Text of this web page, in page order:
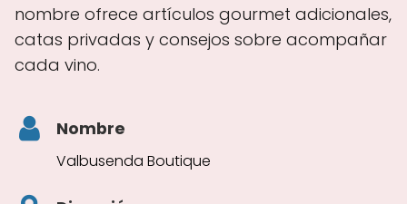
nombre ofrece artículos gourmet adicionales,
catas privadas y consejos sobre acompañar
cada vino.
Nombre
Valbusenda Boutique